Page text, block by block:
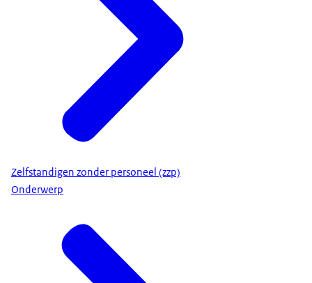
Zelfstandigen zonder personeel (zzp)
Onderwerp